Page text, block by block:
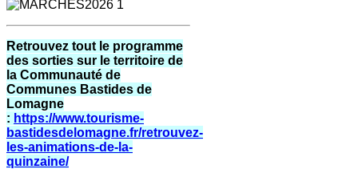
Retrouvez tout le programme
des sorties sur le territoire de
la Communauté de
Communes Bastides de
Lomagne
: https://www.tourisme-
bastidesdelomagne.fr/retrouvez-
les-animations-de-la-
quinzaine/